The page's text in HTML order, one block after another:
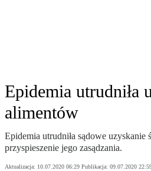
Epidemia utrudniła
alimentów
Epidemia utrudniła sądowe uzyskanie
przyspieszenie jego zasądzania.
Aktualizacja: 10.07.2020 06:29 Publikacja: 09.07.2020